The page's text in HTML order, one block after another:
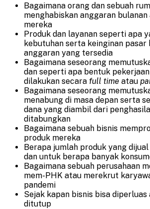
Bagaimana orang dan sebuah
menghabiskan anggaran
mereka
Produk dan layanan seperti apa
kebutuhan serta keinginan pasar
anggaran yang tersedia
Bagaimana seseorang
dan seperti apa bentuk
dilakukan secara full time atau
Bagaimana seseorang
menabung di masa depan serta
dana yang diambil dari
ditabungkan
Bagaimana sebuah bisnis
produk mereka
Berapa jumlah produk yang
dan untuk berapa banyak
Bagaimana sebuah perusahaan
mem-PHK atau merekrut
pandemi
Sejak kapan bisnis bisa diperluas
ditutup